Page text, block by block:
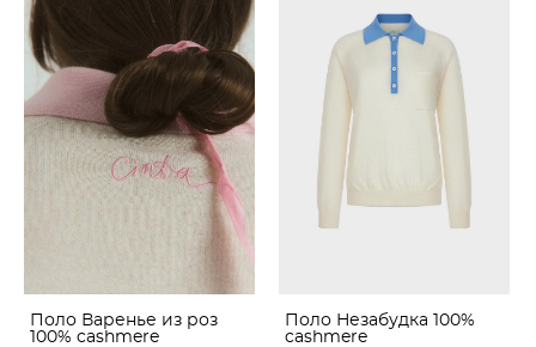
Поло Варенье из роз
100% cashmere
Поло Незабудка 100%
cashmere